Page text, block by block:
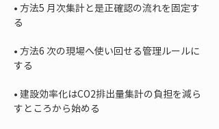
• 方法5 月次集計と是正確認の流れを固定す
• 方法6 次の現場へ使い回せる管理ルールに
• 建設効率化はCO2排出量集計の負担を減ら
すところから始める